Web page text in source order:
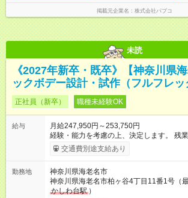
掲載元企業名 株式会社パブコ
未読
《2027年新卒・既卒》【神奈川県
ックボデー設計・試作（フルフレッ
正社員（新卒） 職種未経験OK
給与
月給247,950円～253,750円
経験・能力を考慮の上、決定します。 残
じて別途支給します。 扶養家族ある場合は、家族手当あり 配
偶者10,000円 18歳未満の子5,000円/人 【試用期間】試用期間
です。 雇用形態、給与は本採用時と同じ
て、3～6ヶ月。最長で6ヶ月。試用期間中
なし、家族手当支給なし。
交通費別途支給あり
勤務地
神奈川県海老名市
神奈川県海老名市柏ヶ谷4丁目11番1号（
かしわ台駅 ）